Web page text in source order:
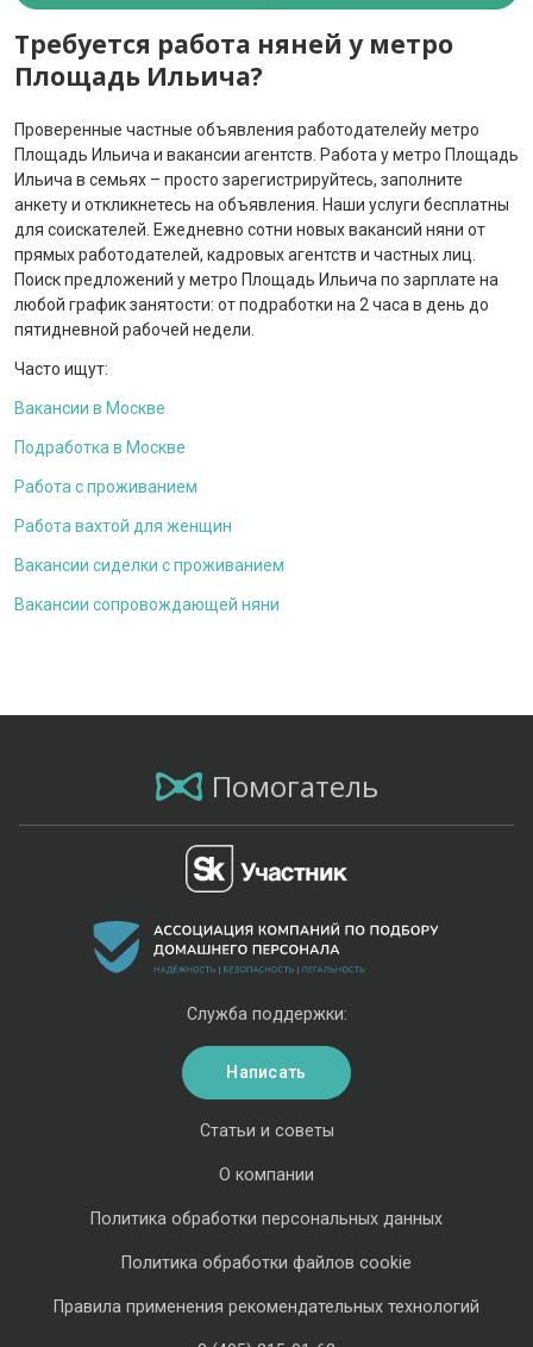
Требуется работа няней у метро
Площадь Ильича?
Проверенные частные объявления работодателейу метро
Площадь Ильича и вакансии агентств. Работа у метро Площадь
Ильича в семьях – просто зарегистрируйтесь, заполните
анкету и откликнетесь на объявления. Наши услуги бесплатны
для соискателей. Ежедневно сотни новых вакансий няни от
прямых работодателей, кадровых агентств и частных лиц.
Поиск предложений у метро Площадь Ильича по зарплате на
любой график занятости: от подработки на 2 часа в день до
пятидневной рабочей недели.
Часто ищут:
Вакансии в Москве
Подработка в Москве
Работа с проживанием
Работа вахтой для женщин
Вакансии сиделки с проживанием
Вакансии сопровождающей няни
Помогатель
Статьи и советы
О компании
Политика обработки персональных данных
Политика обработки файлов cookie
Правила применения рекомендательных технологий
Служба поддержки:
Написать